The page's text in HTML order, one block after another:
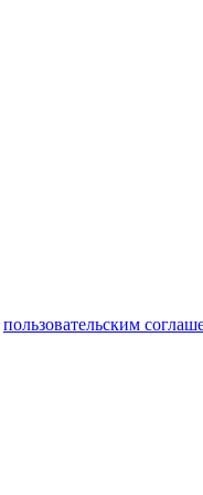
пользовательским